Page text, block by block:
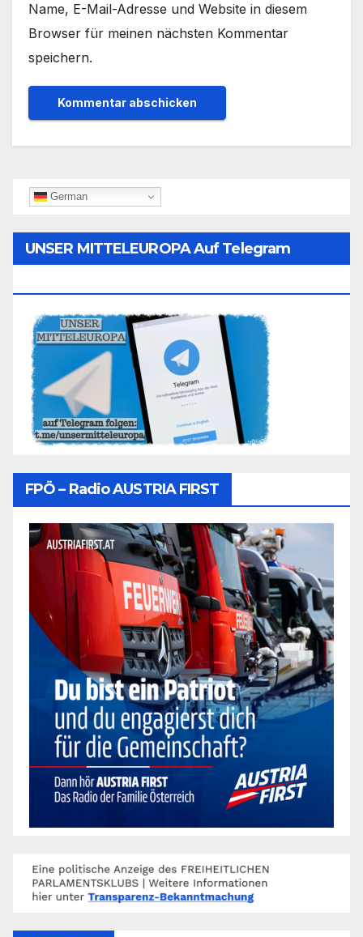
Name, E-Mail-Adresse und Website in diesem
Browser für meinen nächsten Kommentar
speichern.
German
UNSER MITTELEUROPA Auf Telegram
FPÖ – Radio AUSTRIA FIRST